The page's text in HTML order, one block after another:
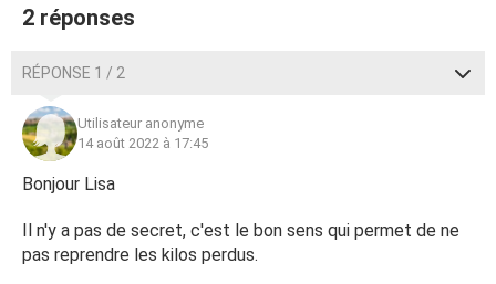
2 réponses
RÉPONSE 1 / 2
Utilisateur anonyme
14 août 2022 à 17:45
Bonjour Lisa
Il n'y a pas de secret, c'est le bon sens qui permet de ne
pas reprendre les kilos perdus.